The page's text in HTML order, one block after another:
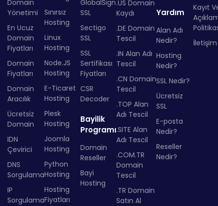
Domain
Yönetimi
En Ucuz
Domain
Fiyatları
Domain
Fiyatları
Domain
Aracılık
Ücretsiz
Domain
IDN
Çevirici
DNS
Sorgulama
IP
Sorgulama
Sınırsız
Hosting
Linux
Hosting
Node.JS
Hosting
E-Ticaret
Hosting
Plesk
Hosting
Joomla
Hosting
Python
Hosting
Hosting
Fiyatları
GlobalSign
SSL
Sectigo
SSL
SSL
Sertifikası
Fiyatları
CSR
Decoder
Bayilik
Programı
Domain
Reseller
Bayi
Hosting
.US Domain
Kaydı
.DE Domain
Tescil
.IN Alan Adı
Tescil
.CN Domain
Tescil
.TOP Alan
Adı Tescil
.SITE Alan
Adı Tescil
.COM.TR
Domain
Tescil
.TR Domain
Satın Al
Yardım
Alan Adı
Nedir?
Hosting
Nedir?
SSL Nedir?
Ücretsiz
SSL
E-posta
Nedir?
Reseller
Nedir?
Kayıt
İletişim